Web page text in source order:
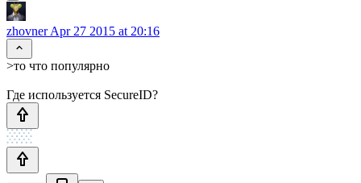
zhovnerApr 27 2015 at 20:16
>то что популярно
Где используется SecureID?